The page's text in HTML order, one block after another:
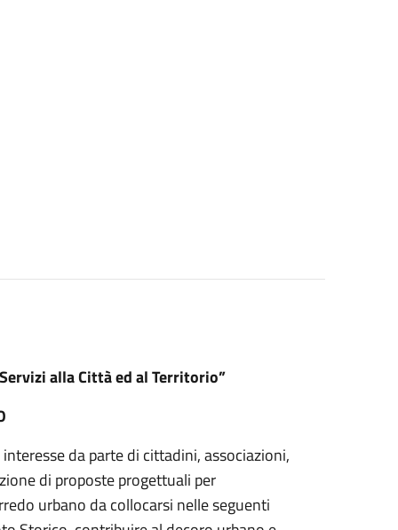
alla Città ed al Territorio”
da parte di cittadini, associazioni,
di proposte progettuali per
urbano da collocarsi nelle seguenti